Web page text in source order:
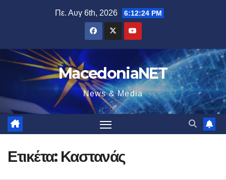
Πε. Αυγ 6th, 2026 6:12:25 PM
MacedoniaNET
News & Media
Ετικέτα: Καστανάς